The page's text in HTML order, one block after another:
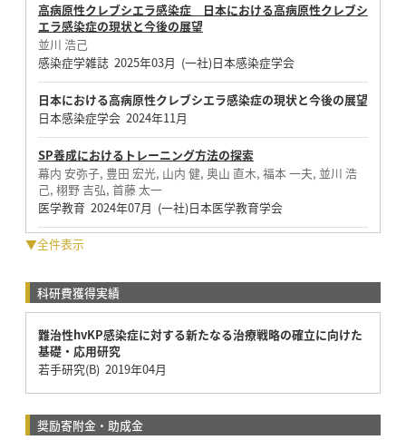
高病原性クレブシエラ感染症 日本における高病原性クレブシ
エラ感染症の現状と今後の展望
並川 浩己
感染症学雑誌 2025年03月 (一社)日本感染症学会
日本における高病原性クレブシエラ感染症の現状と今後の展望
日本感染症学会 2024年11月
SP養成におけるトレーニング方法の探索
幕内 安弥子, 豊田 宏光, 山内 健, 奥山 直木, 福本 一夫, 並川 浩
己, 栩野 吉弘, 首藤 太一
医学教育 2024年07月 (一社)日本医学教育学会
▼全件表示
科研費獲得実績
難治性hvKP感染症に対する新たなる治療戦略の確立に向けた
基礎・応用研究
若手研究(B) 2019年04月
奨励寄附金・助成金